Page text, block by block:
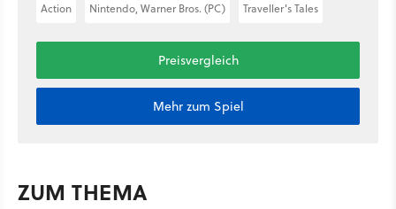
Action Nintendo, Warner Bros. (PC) Traveller's Tales
Preisvergleich
Mehr zum Spiel
ZUM THEMA